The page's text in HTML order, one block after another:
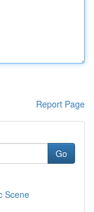
Report Page
Go
Scene